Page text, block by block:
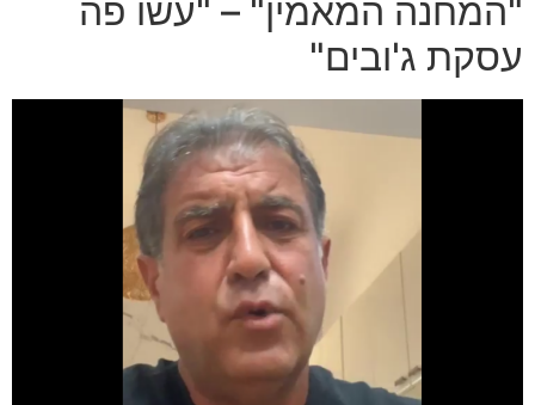
"המחנה המאמין" – "עשו פה
עסקת ג'ובים"